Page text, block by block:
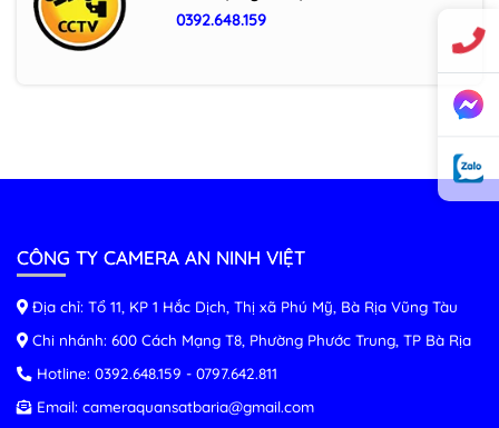
0392.648.159
CÔNG TY CAMERA AN NINH VIỆT
Địa chỉ: Tổ 11, KP 1 Hắc Dịch, Thị xã Phú Mỹ, Bà Rịa Vũng Tàu
Chi nhánh: 600 Cách Mạng T8, Phường Phước Trung, TP Bà Rịa
Hotline: 0392.648.159 - 0797.642.811
Email: cameraquansatbaria@gmail.com